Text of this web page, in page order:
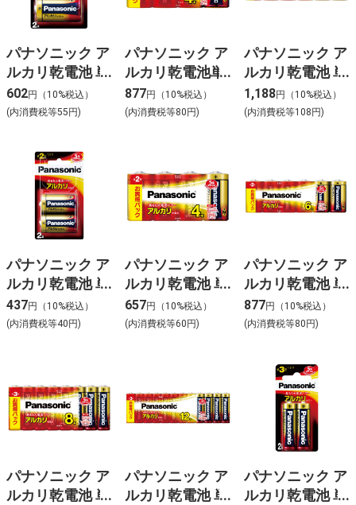
パナソニック ア
ルカリ乾電池 単
1形2本パック
LR20XJ/2B
602円（10%税込）
(内消費税等55円)
パナソニック ア
ルカリ乾電池単
1形4本パック
LR20XJ/4SW
877円（10%税込）
(内消費税等80円)
パナソニック ア
ルカリ乾電池 単
1形6本パック
LR20XJ/6SW
1,188円（10%税込）
(内消費税等108円)
パナソニック ア
ルカリ乾電池 単
2形2本パック
LR14XJ/2B
437円（10%税込）
(内消費税等40円)
パナソニック ア
ルカリ乾電池 単
2形4本パック
LR14XJ/4SW
657円（10%税込）
(内消費税等60円)
パナソニック ア
ルカリ乾電池 単
2形6本パック
LR14XJ/6SW
877円（10%税込）
(内消費税等80円)
パナソニック ア
ルカリ乾電池 単
パナソニック ア
ルカリ乾電池 単
パナソニック ア
ルカリ乾電池 単